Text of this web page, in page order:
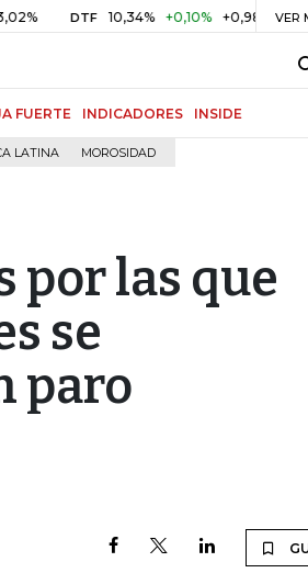
DTF 10,34% +0,10% +0,98% UVR $
VER
FUERTE INDICADORES INSIDE
LATINA MOROSIDAD
por las que
se
paro